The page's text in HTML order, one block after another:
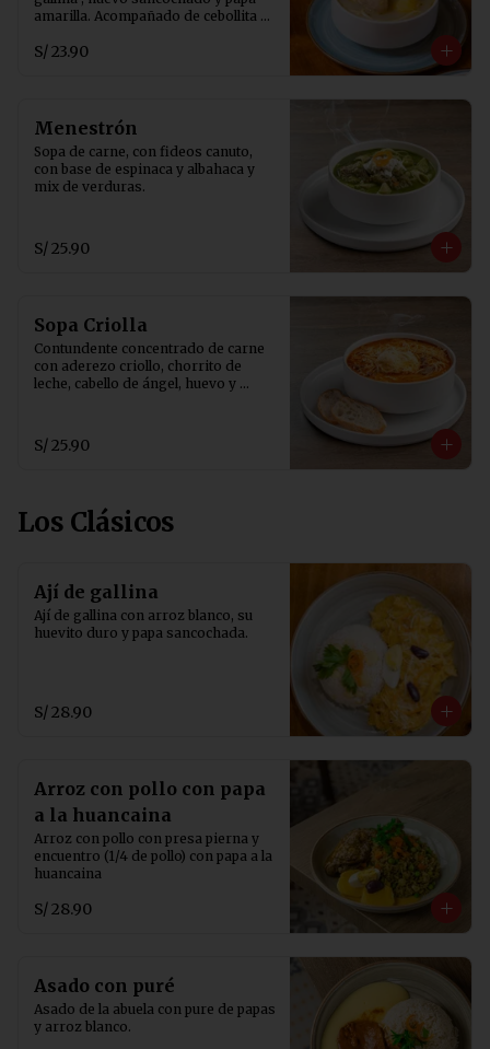
amarilla. Acompañado de cebollita
serrana.
S/ 23.90
Menestrón
Sopa de carne, con fideos canuto,
con base de espinaca y albahaca y
mix de verduras.
S/ 25.90
Sopa Criolla
Contundente concentrado de carne
con aderezo criollo, chorrito de
leche, cabello de ángel, huevo y
S/ 25.90
Los Clásicos
Ají de gallina
Ají de gallina con arroz blanco, su
huevito duro y papa sancochada.
S/ 28.90
Arroz con pollo con papa
a la huancaina
Arroz con pollo con presa pierna y
encuentro (1/4 de pollo) con papa a la
huancaina
S/ 28.90
Asado con puré
Asado de la abuela con pure de papas
y arroz blanco.